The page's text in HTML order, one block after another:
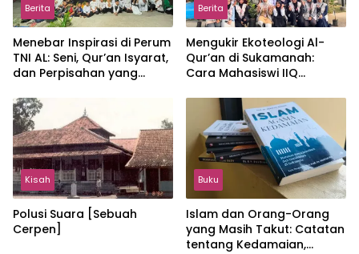
Berita
Menebar Inspirasi di Perum
TNI AL: Seni, Qur’an Isyarat,
dan Perpisahan yang
Berita
Mengukir Ekoteologi Al-
Qur’an di Sukamanah:
Cara Mahasiswi IIQ
Jonggol
Kisah
Polusi Suara [Sebuah
Cerpen]
Buku
Islam dan Orang-Orang
yang Masih Takut: Catatan
tentang Kedamaian,